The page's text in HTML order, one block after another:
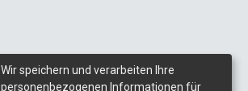
Wir speichern und verarbeiten Ihre
personenbezogenen Informationen für